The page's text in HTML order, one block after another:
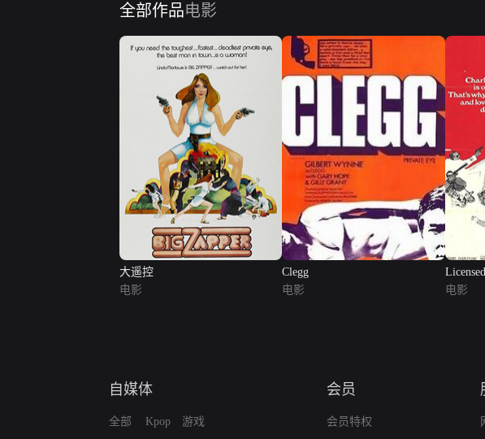
全部作品电影
大遥控
电影
Clegg
电影
电影
自媒体
全部 Kpop 游戏
会员
会员特权